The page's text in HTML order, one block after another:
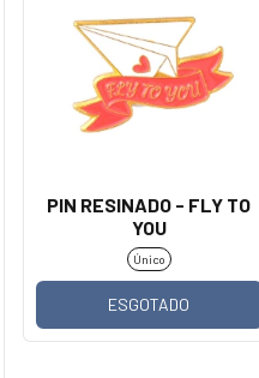
PIN RESINADO - FLY TO
YOU
Único
ESGOTADO